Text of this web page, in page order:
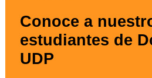
Conoce a
estudiantes de
UDP